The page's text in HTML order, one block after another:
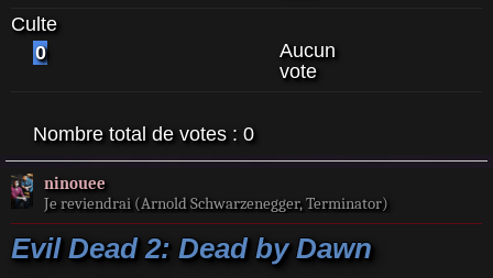
Culte
0
Aucun
vote
Nombre total de votes : 0
ninouee
Je reviendrai (Arnold Schwarzenegger, Terminator)
Evil Dead 2: Dead by Dawn